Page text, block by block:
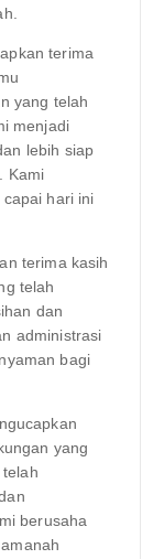
terima
yang telah
menjadi
lebih siap
Kami
hari ini
terima kasih
telah
dan
administrasi
bagi
yang
berusaha